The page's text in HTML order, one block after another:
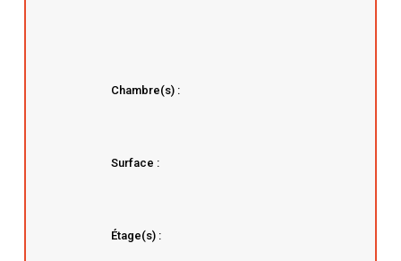
Chambre(s) :
Surface :
Étage(s) :